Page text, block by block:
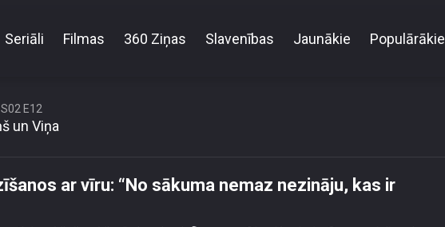
Seriāli Filmas 360 Ziņas Slavenības Jaunākie Populārākie
E12
un Viņa
ar vīru: “No sākuma nemaz nezināju, kas ir